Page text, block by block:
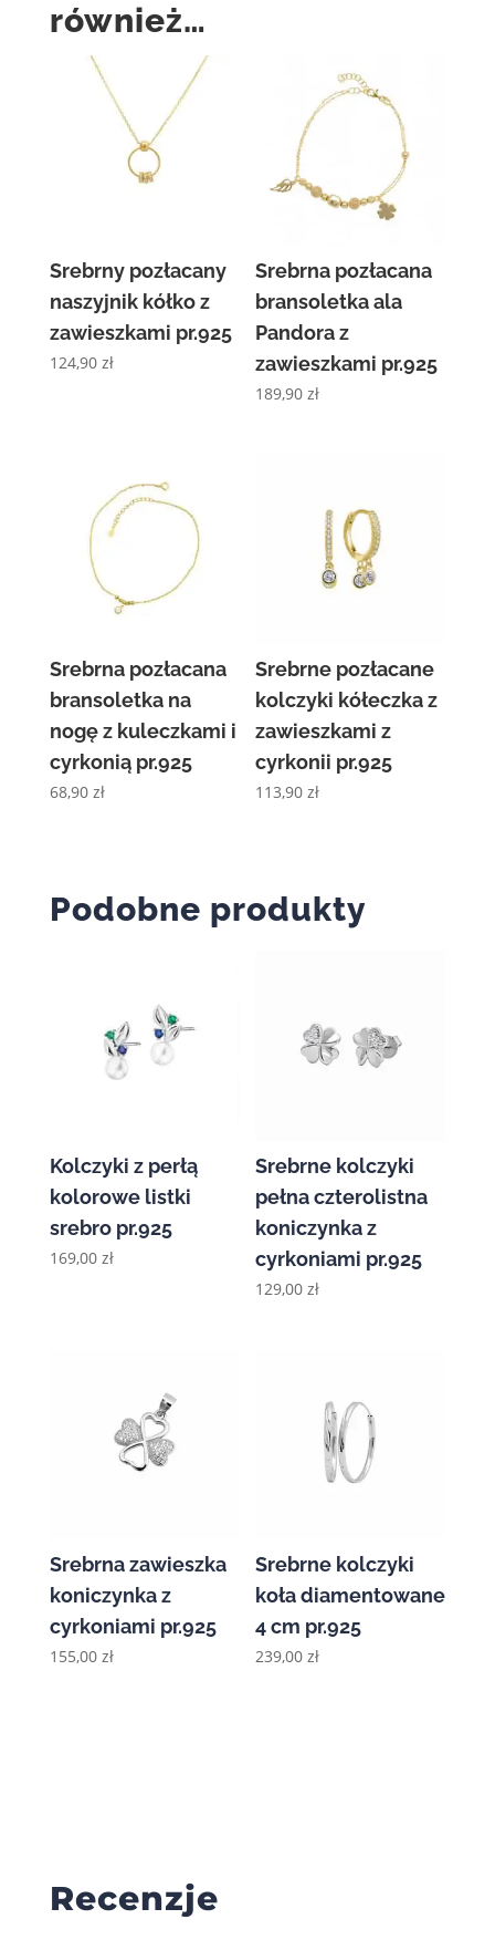
również…
Srebrny pozłacany
naszyjnik kółko z
zawieszkami pr.925
124,90 zł
Srebrna pozłacana
bransoletka ala
Pandora z
zawieszkami pr.925
189,90zł
Srebrna pozłacana
bransoletka na
nogę z kuleczkami i
cyrkonią pr.925
68,90 zł
Srebrne pozłacane
kolczyki kółeczka z
zawieszkami z
cyrkonii pr.925
113,90zł
Podobne produkty
Kolczyki z perłą
kolorowe listki
srebro pr.925
169,00 zł
Srebrne kolczyki
pełna czterolistna
koniczynka z
cyrkoniami pr.925
129,00zł
Srebrna zawieszka
koniczynka z
cyrkoniami pr.925
155,00 zł
Srebrne kolczyki
koła diamentowane
4 cm pr.925
239,00zł
Recenzje